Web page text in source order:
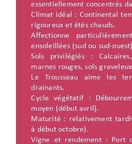
essentiellement concentrés
Climat idéal : Continental
rigoureux et étés chauds.
Affectionne
ensoleillées (sud ou sud-
Sols privilégiés :
marnes rouges, sols
Le Trousseau aime les
drainants.
Cycle végétatif :
moyen (début avril).
Maturité : relativement
à début octobre).
Vigne et rendement : Port